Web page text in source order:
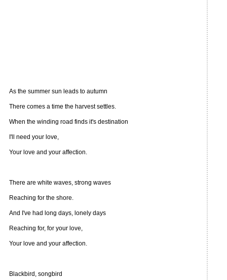
As the summer sun leads to autumn
There comes a time the harvest settles.
When the winding road finds it's destination
I'll need your love,
Your love and your affection.
There are white waves, strong waves
Reaching for the shore.
And I've had long days, lonely days
Reaching for, for your love,
Your love and your affection.
Blackbird, songbird